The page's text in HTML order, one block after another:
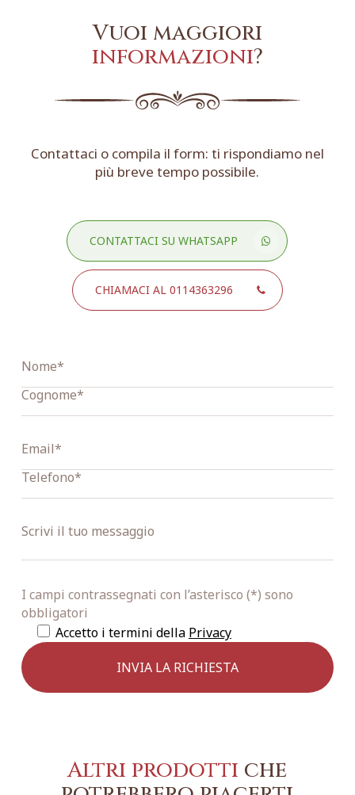
Vuoi maggiori
informazioni?
Contattaci o compila il form: ti rispondiamo nel
più breve tempo possibile.
CONTATTACI SU WHATSAPP
CHIAMACI AL 0114363296
I campi contrassegnati con l’asterisco (*) sono
obbligatori
Accetto i termini della Privacy
Altri prodotti che